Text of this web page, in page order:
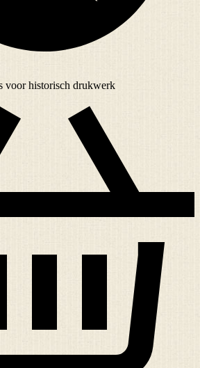
voor historisch drukwerk